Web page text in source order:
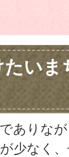
いま
ありな
少なく